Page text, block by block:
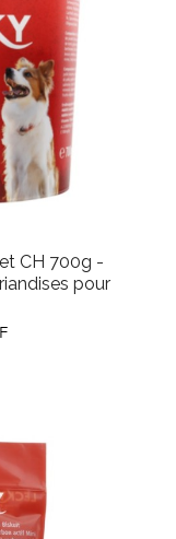
CH 700g -
pour